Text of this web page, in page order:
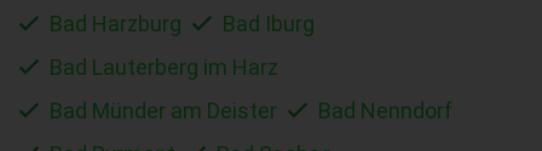
Bad Harzburg
Bad Iburg
Bad Lauterberg im Harz
Bad Münder am Deister
Bad Nenndorf